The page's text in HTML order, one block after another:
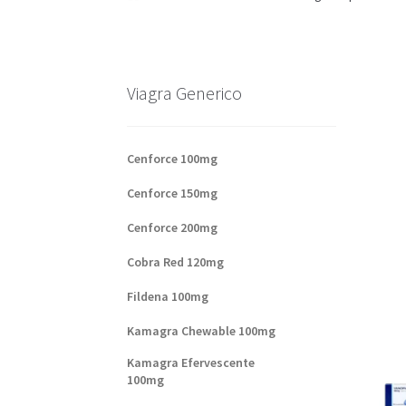
Viagra Generico
Cenforce 100mg
Cenforce 150mg
Cenforce 200mg
Cobra Red 120mg
Fildena 100mg
Kamagra Chewable 100mg
Kamagra Efervescente
100mg